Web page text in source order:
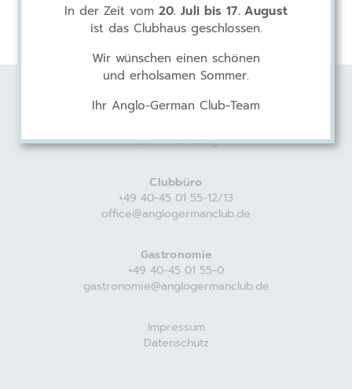
Anglo-German Club
20149 Hamburg
Clubbüro
+49 40-45 01 55-12/13
office@anglogermanclub.de
Gastronomie
+49 40-45 01 55-0
gastronomie@anglogermanclub.de
Impressum
Datenschutz
In der Zeit vom 20. Juli bis 17. August
ist das Clubhaus geschlossen.
Wir wünschen einen schönen
und erholsamen Sommer.
Ihr Anglo-German Club-Team